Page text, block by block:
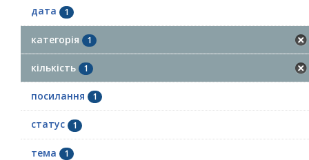
дата 1
категорія 1
кількість 1
посилання 1
статус 1
тема 1